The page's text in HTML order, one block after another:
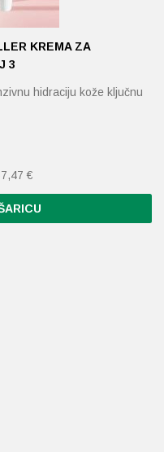
KREMA ZA
3
hidraciju kože ključnu
€